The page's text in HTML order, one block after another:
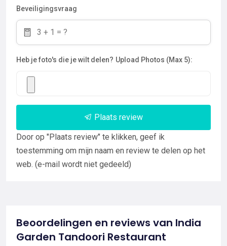
Beveiligingsvraag
Heb je foto's die je wilt delen? Upload Photos (Max 5):
Plaats review
Door op "Plaats review" te klikken, geef ik
toestemming om mijn naam en review te delen op het
web. (e-mail wordt niet gedeeld)
Beoordelingen en reviews van India
Garden Tandoori Restaurant